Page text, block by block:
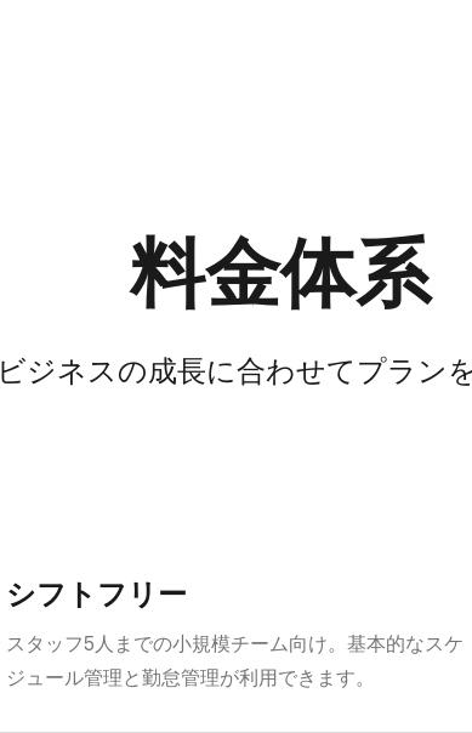
料金体系
ビジネスの​成長に​合わせて​プランを​
シフトフリー
スタッフ5人までの小規模チーム向け。基本的なスケ
ジュール管理と勤怠管理が利用できます。